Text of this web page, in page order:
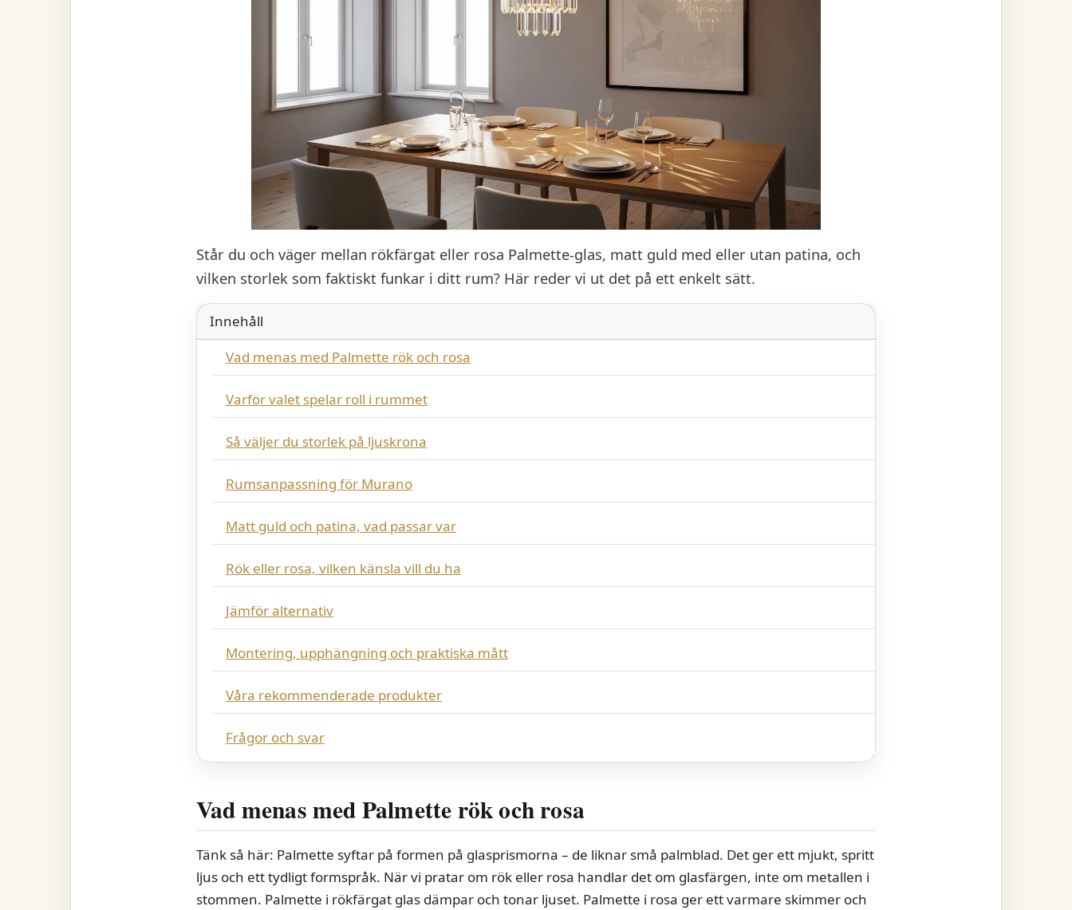
Står du och väger mellan rökfärgat eller rosa Palmette-glas, matt guld med eller utan patina, och
vilken storlek som faktiskt funkar i ditt rum? Här reder vi ut det på ett enkelt sätt.
Innehåll
Vad menas med Palmette rök och rosa
Varför valet spelar roll i rummet
Så väljer du storlek på ljuskrona
Rumsanpassning för Murano
Matt guld och patina, vad passar var
Rök eller rosa, vilken känsla vill du ha
Jämför alternativ
Montering, upphängning och praktiska mått
Våra rekommenderade produkter
Frågor och svar
Vad menas med Palmette rök och rosa
Tänk så här: Palmette syftar på formen på glasprismorna – de liknar små palmblad. Det ger ett mjukt, spritt
ljus och ett tydligt formspråk. När vi pratar om rök eller rosa handlar det om glasfärgen, inte om metallen i
stommen. Palmette i rökfärgat glas dämpar och tonar ljuset. Palmette i rosa ger ett varmare skimmer och